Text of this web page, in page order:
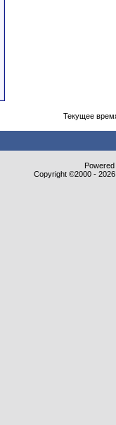
Текущее
Copyright ©2000 -